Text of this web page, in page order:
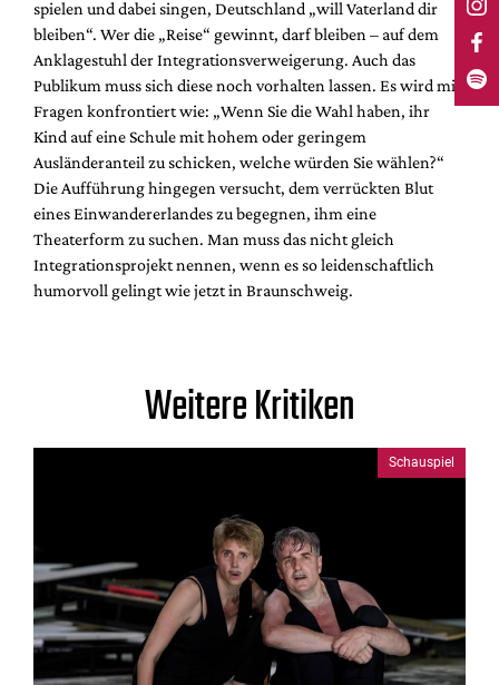
spielen und dabei singen, Deutschland „will Vaterland dir
bleiben“. Wer die „Reise“ gewinnt, darf bleiben – auf dem
Anklagestuhl der Integrationsverweigerung. Auch das
Publikum muss sich diese noch vorhalten lassen. Es wird mit
Fragen konfrontiert wie: „Wenn Sie die Wahl haben, ihr
Kind auf eine Schule mit hohem oder geringem
Ausländeranteil zu schicken, welche würden Sie wählen?“
Die Aufführung hingegen versucht, dem verrückten Blut
eines Einwandererlandes zu begegnen, ihm eine
Theaterform zu suchen. Man muss das nicht gleich
Integrationsprojekt nennen, wenn es so leidenschaftlich
humorvoll gelingt wie jetzt in Braunschweig.
Weitere Kritiken
Schauspiel